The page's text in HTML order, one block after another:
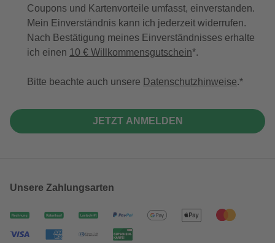
Coupons und Kartenvorteile umfasst, einverstanden.
Mein Einverständnis kann ich jederzeit widerrufen.
Nach Bestätigung meines Einverständnisses erhalte
ich einen 10 € Willkommensgutschein*.
Bitte beachte auch unsere Datenschutzhinweise.
JETZT ANMELDEN
Unsere Zahlungsarten